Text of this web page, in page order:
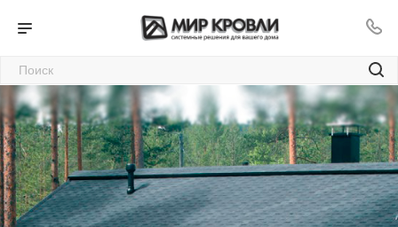
Гибкая черепица Катепал
в Улан-Удэ
19